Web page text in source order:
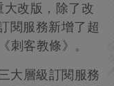
大改版，除了改
閱服務新增了超
刺客教條》。
大層級訂閱服務